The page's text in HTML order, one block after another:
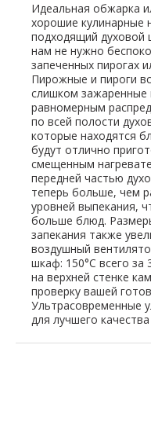
Идеальная обжарка
хорошие кулинарные
подходящий духовой
нам не нужно
запеченных пирогах
Пирожные и пироги
слишком зажаренные
равномерным
по всей полости
которые находятся
будут отлично
смещенным
передней частью
теперь больше, чем
уровней выпекания,
больше блюд.
запекания также
воздушный
шкаф: 150°C всего
на верхней стенке
проверку вашей
Ультрасовременные
для лучшего